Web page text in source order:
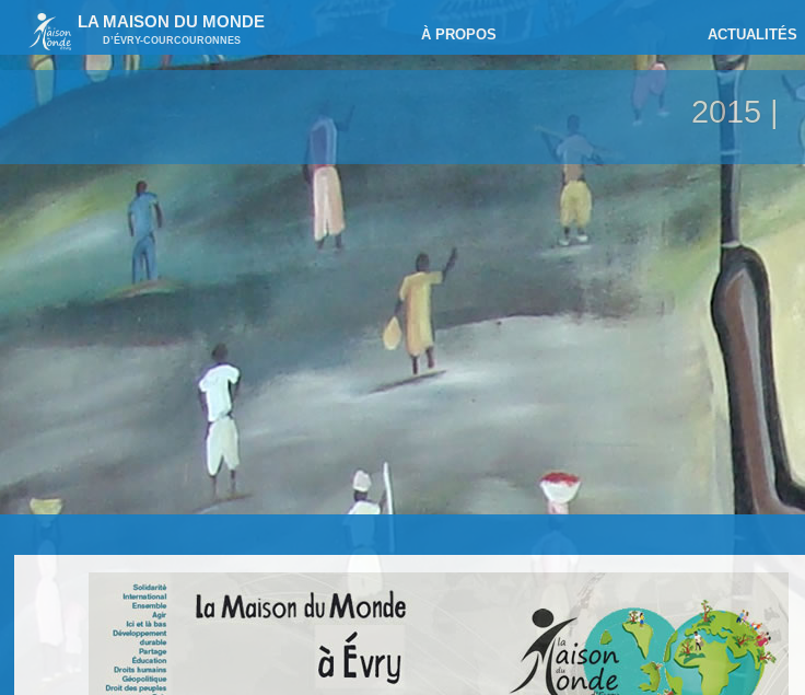
LA MAISON DU MONDE
D’ÉVRY-COURCOURONNES À PROPOS ACTUALITÉS
2015 |